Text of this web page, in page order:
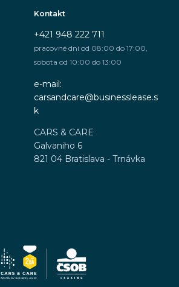
Kontakt
+421 948 222 711
pracovné dni od 08:00 do 17:00,
sobota od 10:00 do 13:00
e-mail:
carsandcare@businesslease.s
k
CARS & CARE
Galvaniho 6
821 04 Bratislava - Trnávka